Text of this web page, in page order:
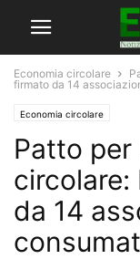
Economia circolare
firmato da 14
Economia circolare
Patto
da 14